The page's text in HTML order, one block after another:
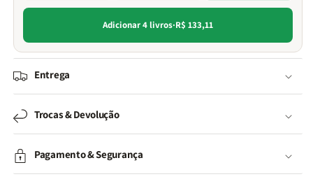
Adicionar 4 livros·R$ 133,11
Entrega
Trocas & Devolução
Pagamento & Segurança